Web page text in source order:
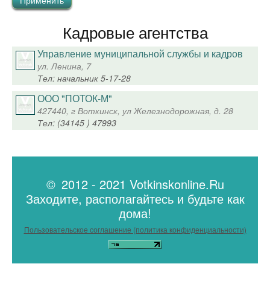
Кадровые агентства
Управление муниципальной службы и кадров
ул. Ленина, 7
Тел: начальник 5-17-28
ООО "ПОТОК-М"
427440, г Воткинск, ул Железнодорожная, д. 28
Тел: (34145 ) 47993
© 2012 - 2021 Votkinskonline.Ru
Заходите, располагайтесь и будьте как
дома!
Пользовательское соглашение (политика конфиденциальности)